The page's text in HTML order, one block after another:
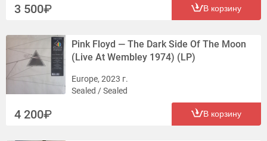
3 500 В корзину
Pink Floyd — The Dark Side Of The Moon
(Live At Wembley 1974) (LP)
Europe, 2023 г.
Sealed / Sealed
4 200 В корзину